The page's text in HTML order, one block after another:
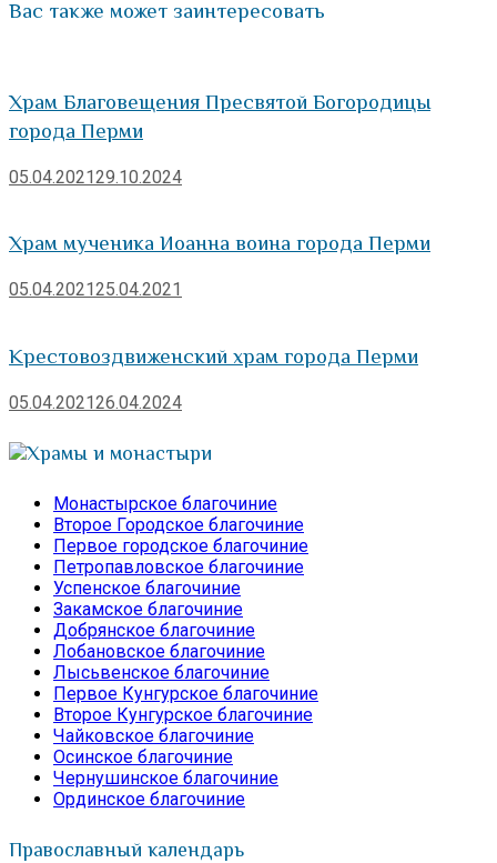
Вас также может заинтересовать
Храм Благовещения Пресвятой Богородицы
города Перми
05.04.202129.10.2024
Храм мученика Иоанна воина города Перми
05.04.202125.04.2021
Крестовоздвиженский храм города Перми
05.04.202126.04.2024
Храмы и монастыри
Монастырское благочиние
Второе Городское благочиние
Первое городское благочиние
Петропавловское благочиние
Успенское благочиние
Закамское благочиние
Добрянское благочиние
Лобановское благочиние
Лысьвенское благочиние
Первое Кунгурское благочиние
Второе Кунгурское благочиние
Чайковское благочиние
Осинское благочиние
Чернушинское благочиние
Ординское благочиние
Православный календарь